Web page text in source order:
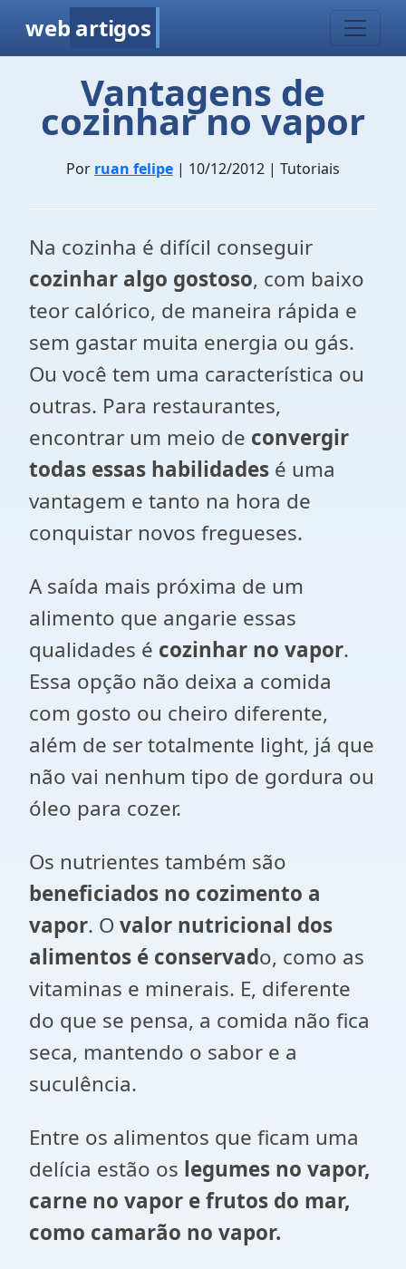
web artigos
Vantagens de
cozinhar no vapor
Por ruan felipe | 10/12/2012 | Tutoriais
Na cozinha é difícil conseguir
cozinhar algo gostoso, com baixo
teor calórico, de maneira rápida e
sem gastar muita energia ou gás.
Ou você tem uma característica ou
outras. Para restaurantes,
encontrar um meio de convergir
todas essas habilidades é uma
vantagem e tanto na hora de
conquistar novos fregueses.
A saída mais próxima de um
alimento que angarie essas
qualidades é cozinhar no vapor.
Essa opção não deixa a comida
com gosto ou cheiro diferente,
além de ser totalmente light, já que
não vai nenhum tipo de gordura ou
óleo para cozer.
Os nutrientes também são
beneficiados no cozimento a
vapor. O valor nutricional dos
alimentos é conservado, como as
vitaminas e minerais. E, diferente
do que se pensa, a comida não fica
seca, mantendo o sabor e a
suculência.
Entre os alimentos que ficam uma
delícia estão os legumes no vapor,
carne no vapor e frutos do mar,
como camarão no vapor.